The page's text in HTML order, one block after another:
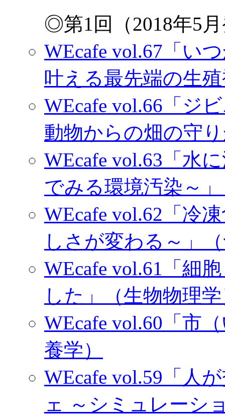
◎第1回（2018年5
WEcafe vol.67「い
叶える最先端の生
WEcafe vol.66「ジ
動物からの畑の守
WEcafe vol.63「水
でみる環境汚染～
WEcafe vol.62「冷
しさが変わる～」
WEcafe vol.61「細
した」（生物物理
WEcafe vol.60「市
養学）
WEcafe vol.59「人
ェ ～シミュレーシ